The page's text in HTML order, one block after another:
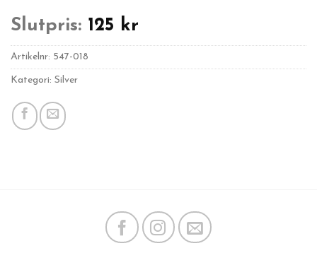
Slutpris: 125 kr
Artikelnr: 547-018
Kategori: Silver